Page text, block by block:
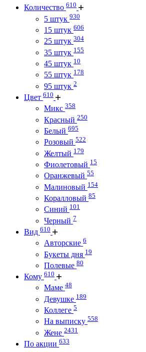
Количество 610
5 штук 930
15 штук 606
25 штук 304
35 штук 155
45 штук 10
55 штук 178
95 штук 2
Цвет 610
Микс 358
Красный 250
Белый 695
Розовый 522
Желтый 179
Фиолетовый 15
Оранжевый 55
Малиновый 154
Коралловый 85
Синий 101
Черный 7
Вид 610
Авторские 6
Букеты дня 19
Полевые 80
Кому 610
Маме 48
Девушке 189
Коллеге 5
На выписку 558
Жене 2431
По акции 633